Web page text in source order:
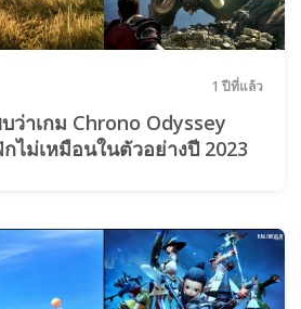
1 ปีที่แล้ว
ว่าเกม Chrono Odyssey
ไม่เหมือนในตัวอย่างปี 2023